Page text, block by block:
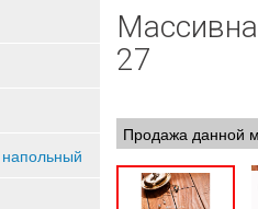
27
Продажа данной